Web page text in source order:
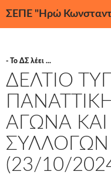
- Το ΔΣ λέει ...
ΔΕΛΤΙΟ
ΑΓΩΝΑ
(23/10/